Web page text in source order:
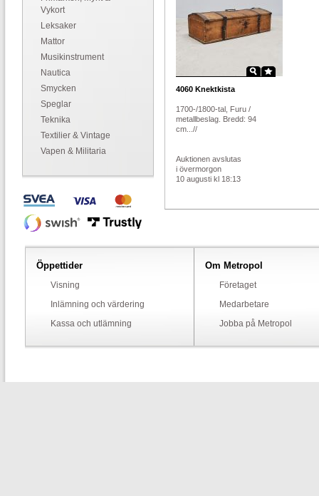
Vykort
Leksaker
Mattor
Musikinstrument
Nautica
Smycken
Speglar
Teknika
Textilier & Vintage
Vapen & Militaria
4060 Knektkista
1700-/1800-tal, Furu /
metallbeslag. Bredd: 94
cm...//
Auktionen avslutas
i övermorgon
10 augusti kl 18:13
Öppettider
Visning
Inlämning och värdering
Kassa och utlämning
Om Metropol
Företaget
Medarbetare
Jobba på Metropol